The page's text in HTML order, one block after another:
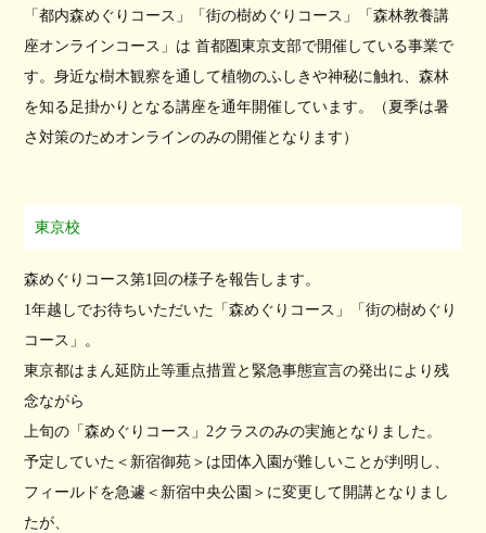
「都内森めぐりコース」「街の樹めぐりコース」「森林教養講
座オンラインコース」は 首都圏東京支部で開催している事業で
す。身近な樹木観察を通して植物のふしきや神秘に触れ、森林
を知る足掛かりとなる講座を通年開催しています。（夏季は暑
さ対策のためオンラインのみの開催となります）
東京校
森めぐりコース第1回の様子を報告します。
1年越しでお待ちいただいた「森めぐりコース」「街の樹めぐり
コース」。
東京都はまん延防止等重点措置と緊急事態宣言の発出により残
念ながら
上旬の「森めぐりコース」2クラスのみの実施となりました。
予定していた＜新宿御苑＞は団体入園が難しいことが判明し、
フィールドを急遽＜新宿中央公園＞に変更して開講となりまし
たが、